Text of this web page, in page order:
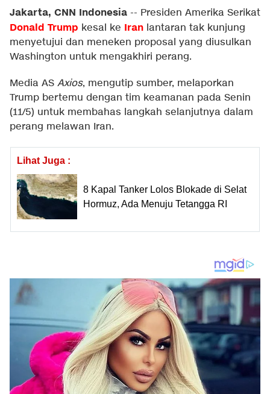
Jakarta, CNN Indonesia -- Presiden Amerika Serikat
Donald Trump kesal ke Iran lantaran tak kunjung
menyetujui dan meneken proposal yang diusulkan
Washington untuk mengakhiri perang.
Media AS Axios, mengutip sumber, melaporkan
Trump bertemu dengan tim keamanan pada Senin
(11/5) untuk membahas langkah selanjutnya dalam
perang melawan Iran.
Lihat Juga :
8 Kapal Tanker Lolos Blokade di Selat
Hormuz, Ada Menuju Tetangga RI